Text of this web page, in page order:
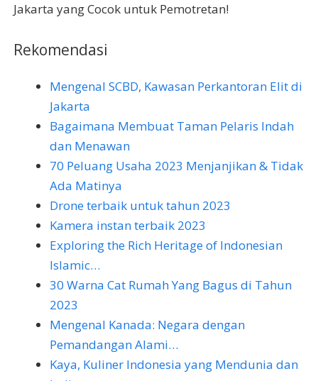
Jakarta yang Cocok untuk Pemotretan!
Rekomendasi
Mengenal SCBD, Kawasan Perkantoran Elit di
Jakarta
Bagaimana Membuat Taman Pelaris Indah
dan Menawan
70 Peluang Usaha 2023 Menjanjikan & Tidak
Ada Matinya
Drone terbaik untuk tahun 2023
Kamera instan terbaik 2023
Exploring the Rich Heritage of Indonesian
Islamic…
30 Warna Cat Rumah Yang Bagus di Tahun
2023
Mengenal Kanada: Negara dengan
Pemandangan Alami…
Kaya, Kuliner Indonesia yang Mendunia dan